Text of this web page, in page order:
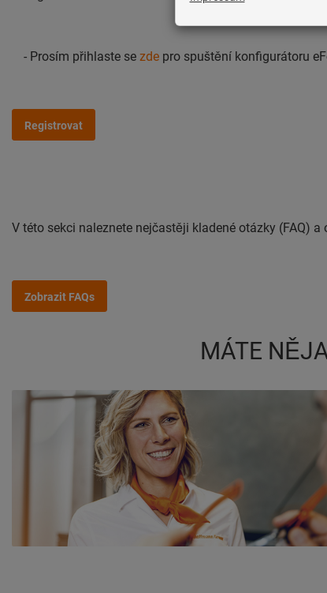
- Prosím přihlaste se zde pro spuštění konfigurátoru
Registrovat
V této sekci naleznete nejčastěji kladené otázky (FAQ)
Zobrazit FAQs
MÁTE